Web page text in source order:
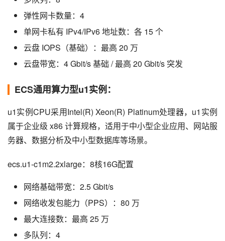
弹性网卡数量：4
单网卡私有 IPv4/IPv6 地址数：各 15 个
云盘 IOPS（基础）：最高 20 万
云盘带宽：4 Gbit/s 基础 / 最高 20 Gbit/s 突发
ECS通用算力型u1实例：
u1实例CPU采用Intel(R) Xeon(R) Platinum处理器，u1实例
属于企业级 x86 计算规格，适用于中小型企业应用、网站服
务器、数据分析及中小型数据库等场景。
ecs.u1-c1m2.2xlarge：8核16G配置
网络基础带宽：2.5 Gbit/s
网络收发包能力（PPS）：80 万
最大连接数：最高 25 万
多队列：4